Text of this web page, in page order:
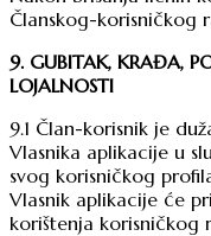
Članskog-korisničkog
9. GUBITAK, KRAĐA,
LOJALNOSTI
9.1 Član-korisnik je
Vlasnika aplikacije u
svog korisničkog
Vlasnik aplikacije će
korištenja korisničkog